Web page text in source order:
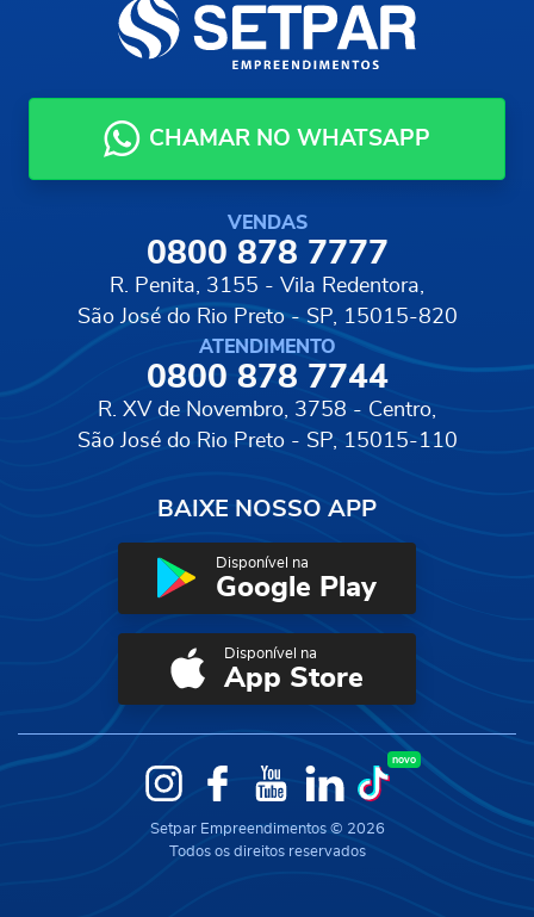
CHAMAR NO WHATSAPP
VENDAS
0800 878 7777
R. Penita, 3155 - Vila Redentora,
São José do Rio Preto - SP, 15015-820
ATENDIMENTO
0800 878 7744
R. XV de Novembro, 3758 - Centro,
São José do Rio Preto - SP, 15015-110
BAIXE NOSSO APP
Disponível na
Google Play
Disponível na
App Store
InstagramFacebookYouTubeLinkedIn
novo
TikTok
Setpar Empreendimentos © 2026
Todos os direitos reservados